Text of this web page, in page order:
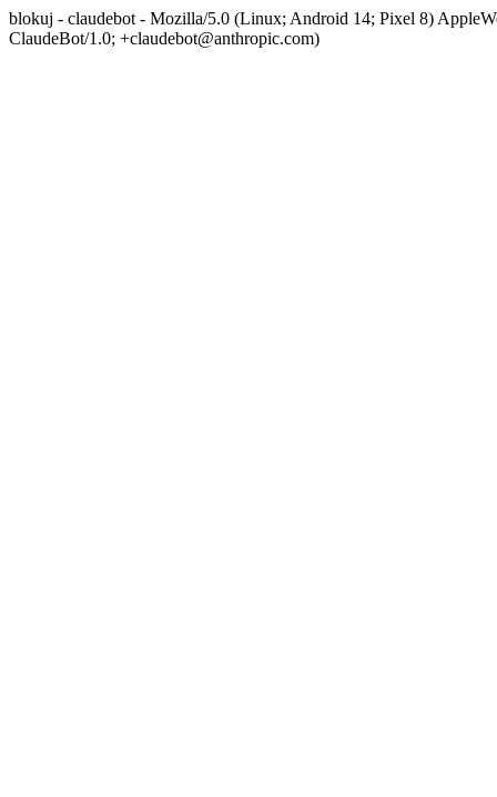
blokuj - claudebot - Mozilla/5.0 (Linux; Android 14; Pixel 8)
ClaudeBot/1.0; +claudebot@anthropic.com)